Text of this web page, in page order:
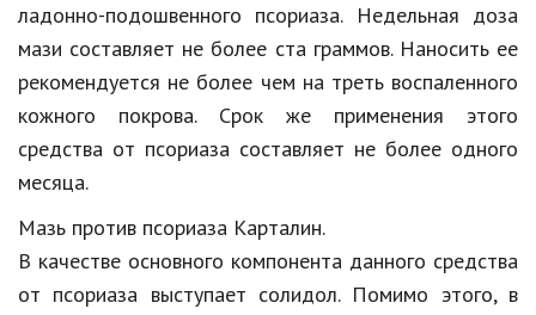
ладонно-подошвенного псориаза. Недельная доза
мази составляет не более ста граммов. Наносить ее
рекомендуется не более чем на треть воспаленного
кожного покрова. Срок же применения этого
средства от псориаза составляет не более одного
месяца.
Мазь против псориаза Карталин.
В качестве основного компонента данного средства
от псориаза выступает солидол. Помимо этого, в